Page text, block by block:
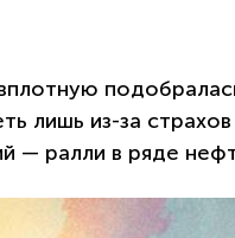
лишь из-за
— ралли в ряде